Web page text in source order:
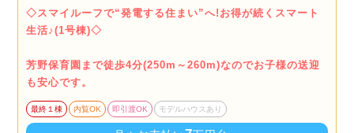
◇スマイルーフで“発電する住まい”へ!お得が続くスマート
生活♪(1号棟)◇
芳野保育園まで徒歩4分(250m～260m)なのでお子様の送迎
も安心です。
最終１棟 内覧OK 即引渡OK モデルハウスあり